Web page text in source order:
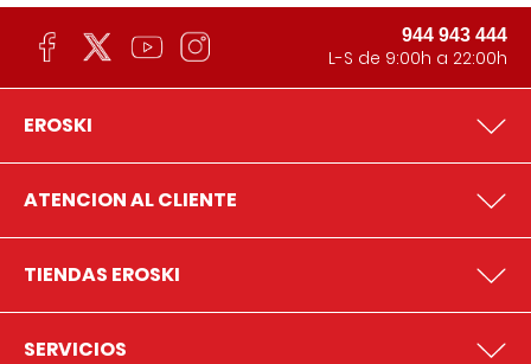
944 943 444
L-S de 9:00h a 22:00h
EROSKI
ATENCION AL CLIENTE
TIENDAS EROSKI
SERVICIOS